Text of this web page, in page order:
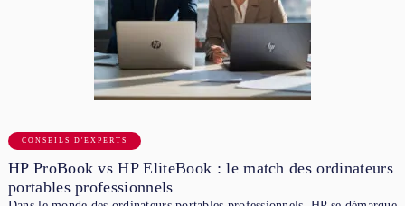
CONSEILS D'EXPERTS
HP ProBook vs HP EliteBook : le match des ordinateurs
portables professionnels